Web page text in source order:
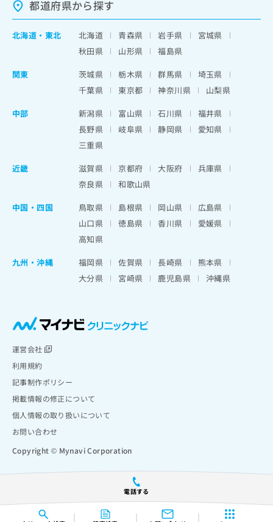
電話する
都道府県から探す
北海道 ・ 東北 北海道 青森県 岩手県
宮城県
秋田県
山形県
福島県
関東
茨城県 栃木県 群馬県
埼玉県
千葉県
東京都 神奈川県
山梨県
中部
新潟県 富山県 石川県
福井県
長野県
岐阜県 静岡県
愛知県
三重県
近畿
滋賀県 京都府 大阪府
兵庫県
奈良県
和歌山県
中国・四国
鳥取県 島根県 岡山県
広島県
山口県
徳島県 香川県
愛媛県
高知県
九州・沖縄
福岡県 佐賀県 長崎県
熊本県
大分県
宮崎県 鹿児島県 沖縄県
運営会社
利用規約
記事制作ポリシー
掲載情報の修正について
個人情報の取り扱いについて
お問い合わせ
Copyright © Mynavi Corporation